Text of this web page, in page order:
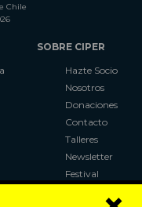
Chile
SOBRE CIPER
Hazte Socio
Nosotros
Donaciones
Contacto
Talleres
Newsletter
Festival